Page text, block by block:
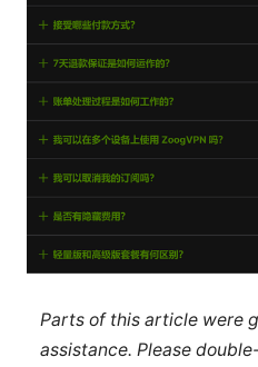
Parts of this article were
assistance. Please